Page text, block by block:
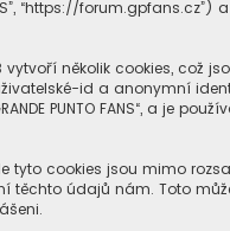
“https://
vytvoří několik cookies, což
id a anonymní
PUNTO FANS“, a je
tyto cookies jsou mimo
těchto údajů nám. Toto